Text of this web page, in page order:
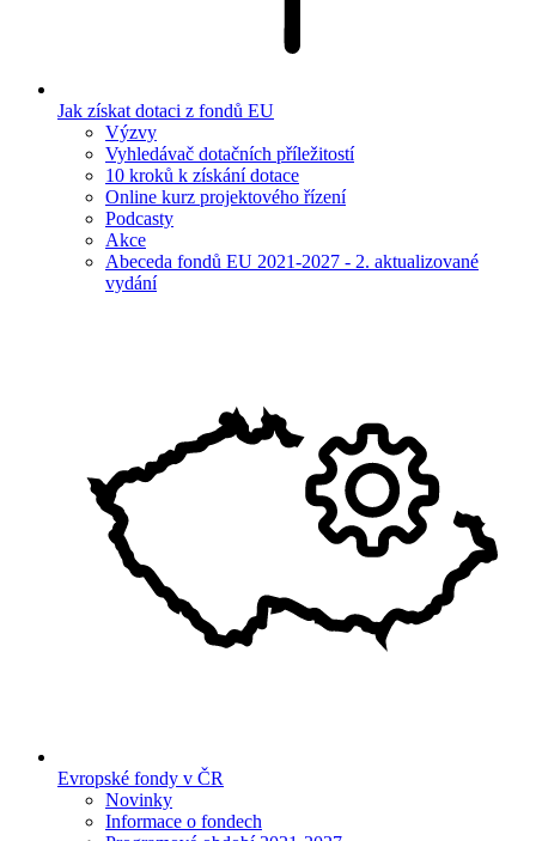
Jak získat dotaci z fondů EU
Výzvy
Vyhledávač dotačních příležitostí
10 kroků k získání dotace
Online kurz projektového řízení
Podcasty
Akce
Abeceda fondů EU 2021-2027 - 2. aktualizované
vydání
Evropské fondy v ČR
Novinky
Informace o fondech